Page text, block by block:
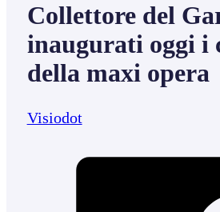
Collettore del
inaugurati oggi i
della maxi opera
Visiodot